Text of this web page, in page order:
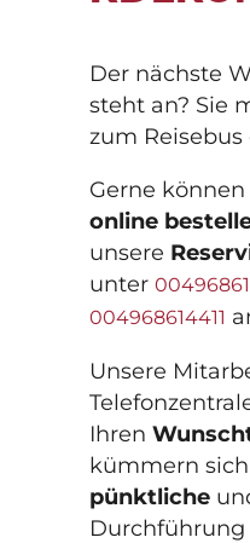
Waschstraße
Kontakt
Standorte
Impressum
©2026 Taxi
Der nächste
steht an? Sie
zum Reisebus
Gerne können
online
unsere
unter
004968614411
Unsere
Ihren
kümmern
pünktliche
Durchführung